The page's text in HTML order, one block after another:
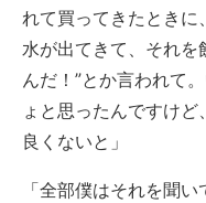
れて買ってきたときに
水が出てきて、それを
んだ！”とか言われて
ょと思ったんですけ
良くないと」
「全部僕はそれを聞